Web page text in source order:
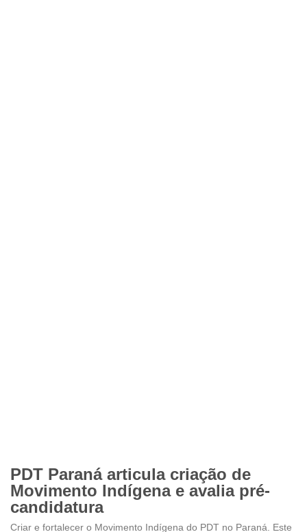
PDT Paraná articula criação de
Movimento Indígena e avalia pré-
candidatura
Criar e fortalecer o Movimento Indígena do PDT no Paraná. Este